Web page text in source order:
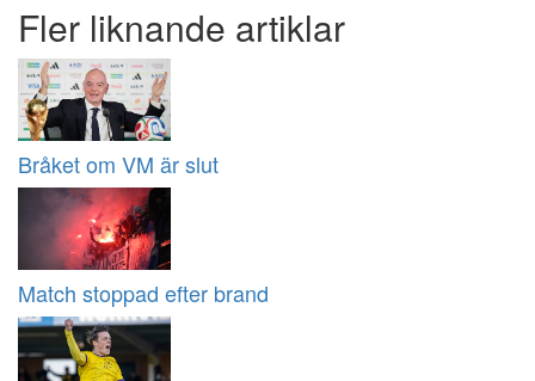
Fler liknande artiklar
Bråket om VM är slut
Match stoppad efter brand